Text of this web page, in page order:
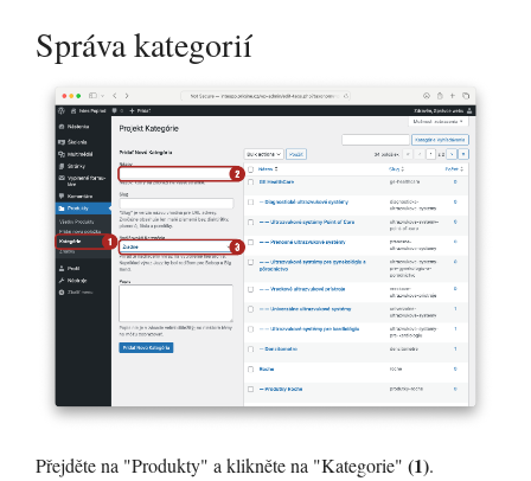
Správa kategorií
Přejděte na "Produkty" a klikněte na "Kategorie" (1).